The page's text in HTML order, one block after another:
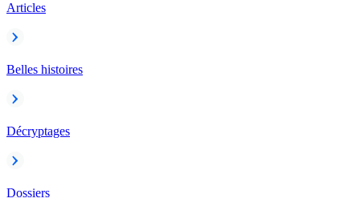
Articles
Belles histoires
Décryptages
Dossiers